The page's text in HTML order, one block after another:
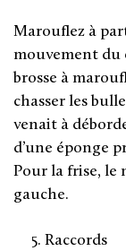
Marouflez à
mouvement du
brosse à
chasser les
venait à
d’une éponge
Pour la frise, le
gauche.
5. Raccords